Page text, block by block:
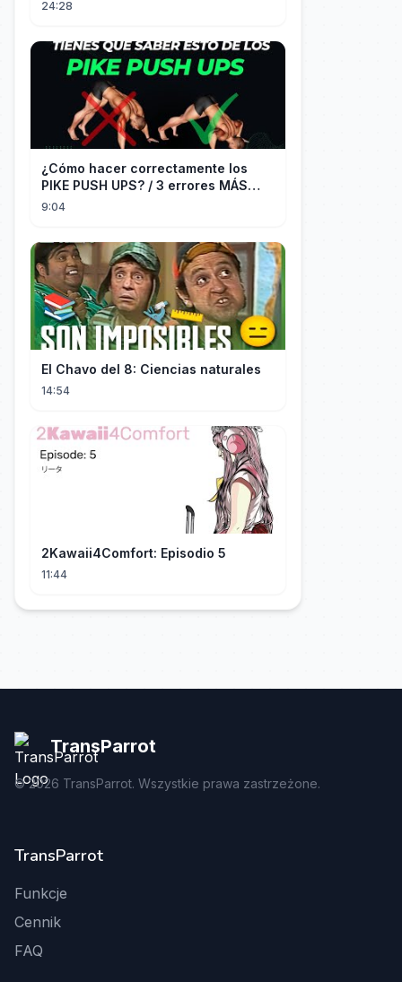
24:28
¿Cómo hacer correctamente los
PIKE PUSH UPS? / 3 errores MÁS
9:04
El Chavo del 8: Ciencias naturales
14:54
2Kawaii4Comfort: Episodio 5
11:44
TransParrot
©2026 TransParrot. Wszystkie prawa zastrzeżone.
TransParrot
Funkcje
Cennik
FAQ